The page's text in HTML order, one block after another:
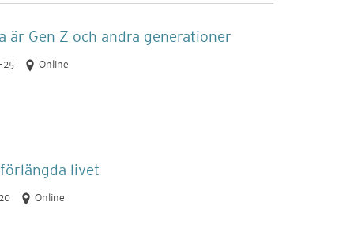
är Gen Z och andra generationer
Online
livet
Online